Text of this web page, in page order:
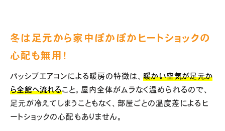
冬は足元から家中ぽかぽかヒートショックの
心配も無用！
パッシブエアコンによる暖房の特徴は、暖かい空気が足元か
ら全館へ流れること。屋内全体がムラなく温められるので、
足元が冷えてしまうこともなく、部屋ごとの温度差によるヒ
ートショックの心配もありません。